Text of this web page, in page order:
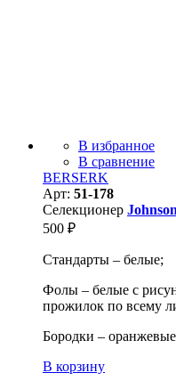
В избранное
В сравнение
BERSERK
Арт: 51-178
Селекционер Johnson
500 ₽
Стандарты – белые;
Фолы – белые с
прожилок по всему
Бородки –
В корзину